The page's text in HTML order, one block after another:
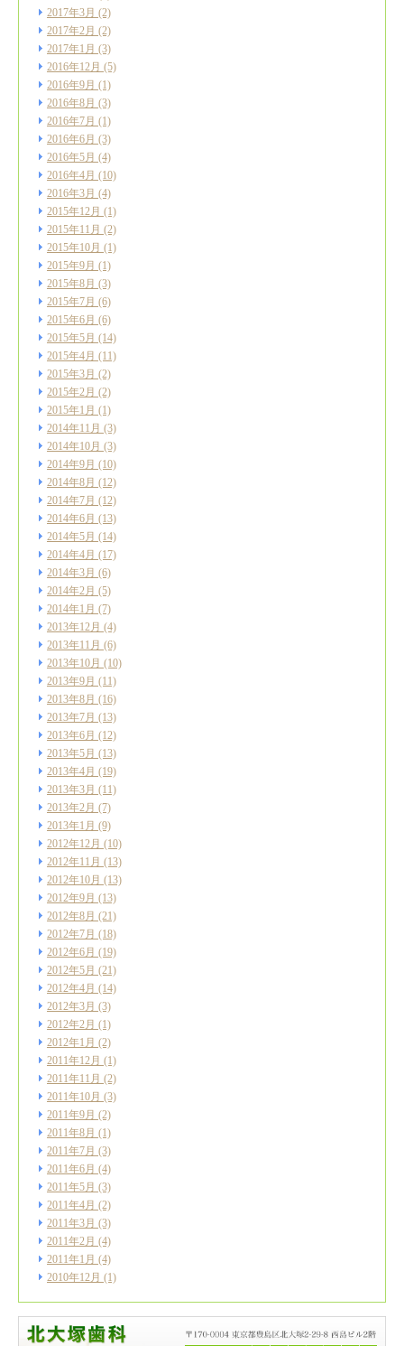
2017年3月 (2)
2017年2月 (2)
2017年1月 (3)
2016年12月 (5)
2016年9月 (1)
2016年8月 (3)
2016年7月 (1)
2016年6月 (3)
2016年5月 (4)
2016年4月 (10)
2016年3月 (4)
2015年12月 (1)
2015年11月 (2)
2015年10月 (1)
2015年9月 (1)
2015年8月 (3)
2015年7月 (6)
2015年6月 (6)
2015年5月 (14)
2015年4月 (11)
2015年3月 (2)
2015年2月 (2)
2015年1月 (1)
2014年11月 (3)
2014年10月 (3)
2014年9月 (10)
2014年8月 (12)
2014年7月 (12)
2014年6月 (13)
2014年5月 (14)
2014年4月 (17)
2014年3月 (6)
2014年2月 (5)
2014年1月 (7)
2013年12月 (4)
2013年11月 (6)
2013年10月 (10)
2013年9月 (11)
2013年8月 (16)
2013年7月 (13)
2013年6月 (12)
2013年5月 (13)
2013年4月 (19)
2013年3月 (11)
2013年2月 (7)
2013年1月 (9)
2012年12月 (10)
2012年11月 (13)
2012年10月 (13)
2012年9月 (13)
2012年8月 (21)
2012年7月 (18)
2012年6月 (19)
2012年5月 (21)
2012年4月 (14)
2012年3月 (3)
2012年2月 (1)
2012年1月 (2)
2011年12月 (1)
2011年11月 (2)
2011年10月 (3)
2011年9月 (2)
2011年8月 (1)
2011年7月 (3)
2011年6月 (4)
2011年5月 (3)
2011年4月 (2)
2011年3月 (3)
2011年2月 (4)
2011年1月 (4)
2010年12月 (1)